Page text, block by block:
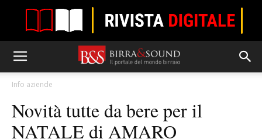
Info aziende
Novità tutte da bere per il
NATALE di AMARO